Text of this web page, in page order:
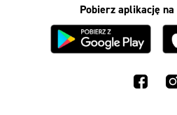
Pobierz aplikację